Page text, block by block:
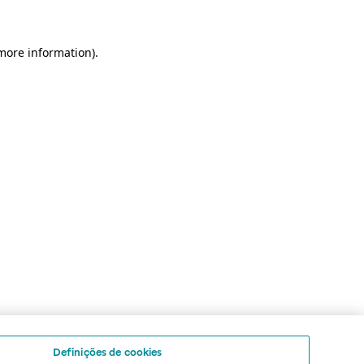
information).
Definições de cookies